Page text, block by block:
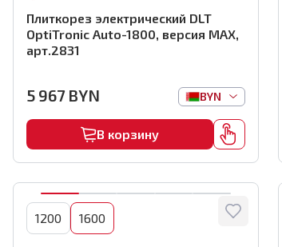
Плиткорез электрический DLT
OptiTronic Auto-1800, версия MAX,
арт.2831
5 967 BYN BYN
В корзину
1200 1600